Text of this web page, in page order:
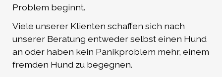
Problem beginnt.
Viele unserer Klienten schaffen sich nach
unserer Beratung entweder selbst einen Hund
an oder haben kein Panikproblem mehr, einem
fremden Hund zu begegnen.